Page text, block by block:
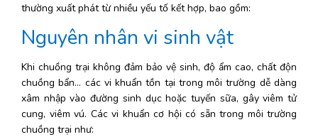
thường xuất phát từ nhiều yếu tố kết hợp, bao gồm:
Nguyên nhân vi sinh vật
Khi chuồng trại không đảm bảo vệ sinh, độ ẩm cao, chất độn
chuồng bẩn… các vi khuẩn tồn tại trong môi trường dễ dàng
xâm nhập vào đường sinh dục hoặc tuyến sữa, gây viêm tử
cung, viêm vú. Các vi khuẩn cơ hội có sẵn trong môi trường
chuồng trại như: